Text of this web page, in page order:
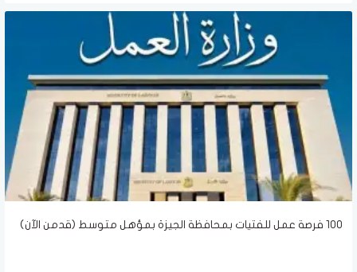
100 فرصة عمل للفتيات بمحافظة الجيزة بمؤهل متوسط (قدمن الآن)